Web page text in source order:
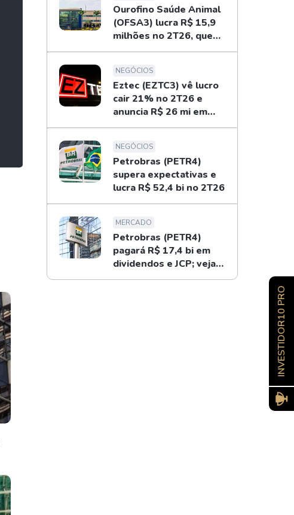
Ourofino Saúde Animal
(OFSA3) lucra R$ 15,9
milhões no 2T26, queda
de 33%
NEGÓCIOS
Eztec (EZTC3) vê lucro
cair 21% no 2T26 e
anuncia R$ 26 mi em
dividendos
NEGÓCIOS
Petrobras (PETR4)
supera expectativas e
lucra R$ 52,4 bi no 2T26
MERCADO
Petrobras (PETR4)
pagará R$ 17,4 bi em
dividendos e JCP; veja
como receber
INVESTIDOR10 PRO